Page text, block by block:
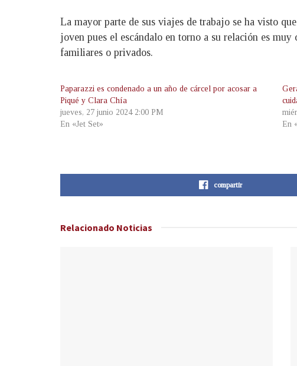
La mayor parte de sus viajes de trabajo se ha visto
joven pues el escándalo en torno a su relación es
familiares o privados.
Paparazzi es condenado a un año de cárcel por acosar a
Piqué y Clara Chía
jueves, 27 junio 2024 2:00 PM
En «Jet Set»
En
compartir
Relacionado Noticias